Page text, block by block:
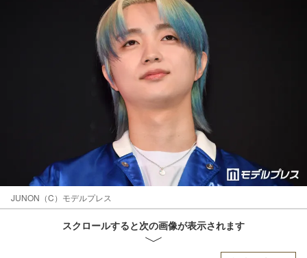
JUNON（C）モデルプレス
スクロールすると次の画像が表示されます